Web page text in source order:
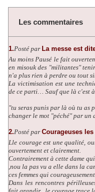
Les commentaires
1.Posté par La messe est
Au moins Pausé le fait
en misouk des "militantes"
n'a plus rien à perdre ou tout
La victimisation est une
de ce parti… Sauf que là c'est
"tu seras punis par là où tu as
changer le mot "péché" par un
2.Posté par Courageuses
Lle courage est une qualité,
ouvertement et clairement.
Contrairement à cette dame qui
,nou la pas vu a elle dans la
ces femmes qui
Dans les rencontres